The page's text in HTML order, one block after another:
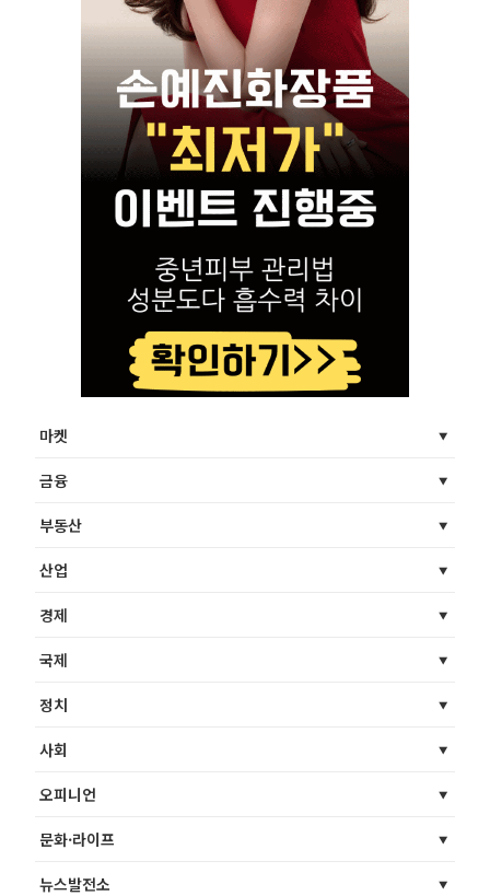
마켓
금융
부동산
산업
경제
국제
정치
사회
오피니언
문화·라이프
뉴스발전소